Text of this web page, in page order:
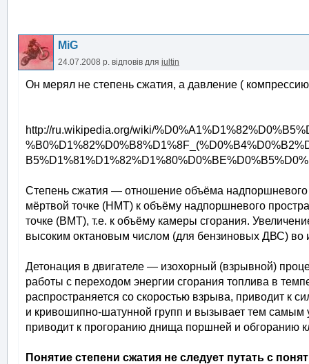
MiG
24.07.2008 р. відповів для iultin
Он мерял не степень сжатия, а давление (
http://ru.wikipedia.org/wiki/
Степень сжатия — отношение объёма
мёртвой точке (НМТ) к объёму надпоршневого
точке (ВМТ), т.е. к объёму камеры сгорания.
высоким октановым числом (для бензиновых ДВС) во
Детонация в двигателе — изохорный (взрывной)
работы с переходом энергии сгорания топлива в
распространяется со скоростью взрыва, приводит к
и кривошипно-шатунной групп и вызывает тем самым
приводит к прогоранию днища поршней и обгоранию
Понятие степени сжатия не следует путать с